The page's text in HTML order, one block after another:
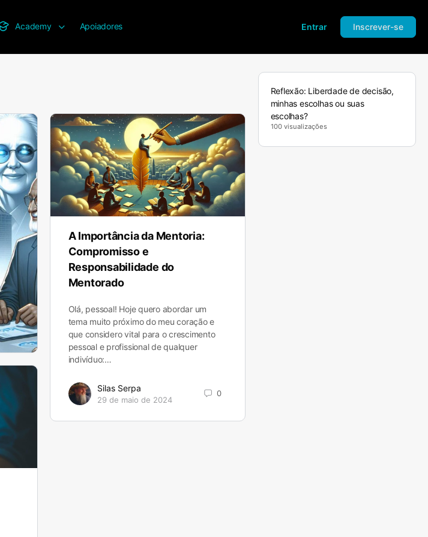
Academy Apoiadores Entrar Inscrever-se
A Importância da Mentoria:
Compromisso e
Responsabilidade do
Mentorado
Olá, pessoal! Hoje quero abordar um
tema muito próximo do meu coração e
que considero vital para o crescimento
pessoal e profissional de qualquer
indivíduo:…
Silas Serpa
29 de maio de 2024
0
Reflexão: Liberdade de decisão,
minhas escolhas ou suas
escolhas?
100 visualizações